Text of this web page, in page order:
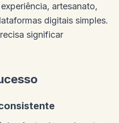
artesanato,
digitais simples.
significar